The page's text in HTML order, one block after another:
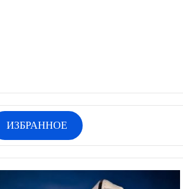
ИЗБРАННОЕ